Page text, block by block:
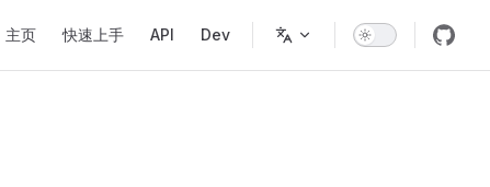
主页 快速上手 API Dev